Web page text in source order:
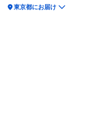
location_on東京都にお届け